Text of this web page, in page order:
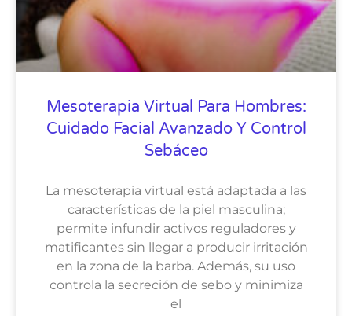
Mesoterapia Virtual Para Hombres:
Cuidado Facial Avanzado Y Control
Sebáceo
La mesoterapia virtual está adaptada a las
características de la piel masculina;
permite infundir activos reguladores y
matificantes sin llegar a producir irritación
en la zona de la barba. Además, su uso
controla la secreción de sebo y minimiza
el